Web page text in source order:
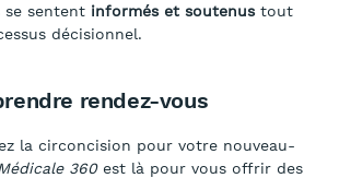
se sentent informés et soutenustout
décisionnel.
rendez-vous
la circoncision pour votre nouveau-
360est là pour vous offrir des